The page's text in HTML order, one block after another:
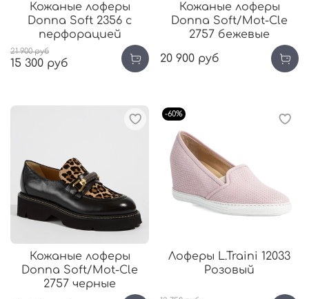
Кожаные лоферы
Donna Soft 2356 c
перфорацией
21 900 руб
15 300 руб
Кожаные лоферы
Donna Soft/Mot-Cle
2757 бежевые
20 900 руб
Кожаные лоферы
Donna Soft/Mot-Cle
2757 черные
-60%
Лоферы L.Traini 12033
Розовый